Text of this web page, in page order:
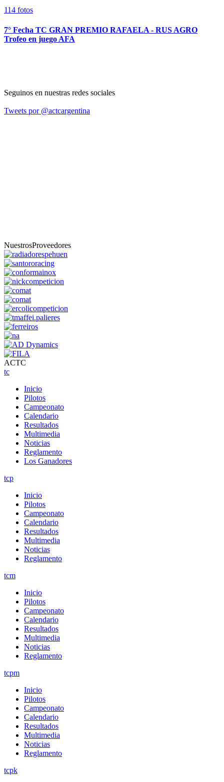
114 fotos
7° Fecha TC GRAN PREMIO RAFAELA - RUS AGRO
Trofeo en juego AFA
Seguinos en nuestras redes sociales
Tweets por @actcargentina
NuestrosProveedores
ACTC
tc
Inicio
Pilotos
Campeonato
Calendario
Resultados
Multimedia
Noticias
Reglamento
Los Ganadores
tcp
Inicio
Pilotos
Campeonato
Calendario
Resultados
Multimedia
Noticias
Reglamento
tcm
Inicio
Pilotos
Campeonato
Calendario
Resultados
Multimedia
Noticias
Reglamento
tcpm
Inicio
Pilotos
Campeonato
Calendario
Resultados
Multimedia
Noticias
Reglamento
tcpk